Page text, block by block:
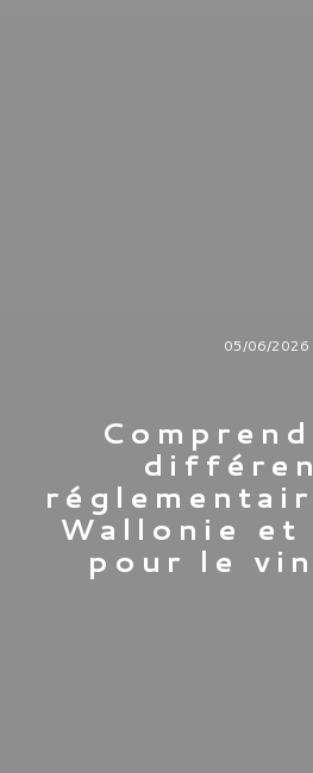
05/06/2026
Wallonie et
pour le